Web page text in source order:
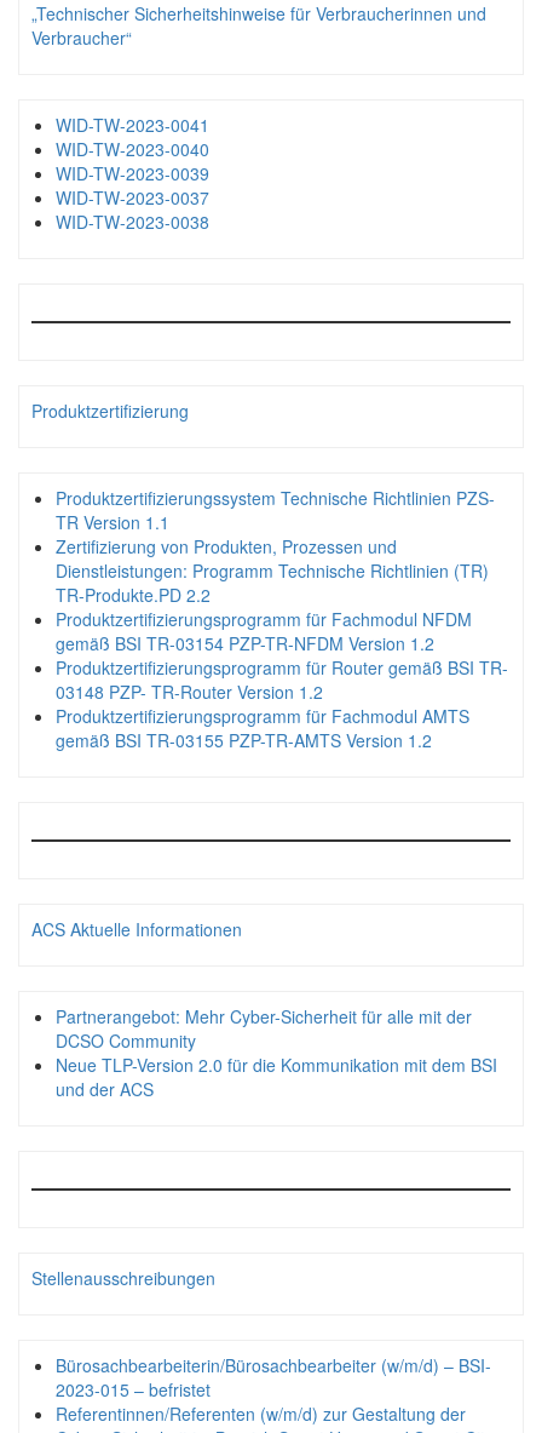
„Technischer Sicherheitshinweise für Verbraucherinnen und
Verbraucher“
WID-TW-2023-0041
WID-TW-2023-0040
WID-TW-2023-0039
WID-TW-2023-0037
WID-TW-2023-0038
Produktzertifizierung
Produktzertifizierungssystem Technische Richtlinien PZS-
TR Version 1.1
Zertifizierung von Produkten, Prozessen und
Dienstleistungen: Programm Technische Richtlinien (TR)
TR-Produkte.PD 2.2
Produktzertifizierungsprogramm für Fachmodul NFDM
gemäß BSI TR-03154 PZP-TR-NFDM Version 1.2
Produktzertifizierungsprogramm für Router gemäß BSI TR-
03148 PZP- TR-Router Version 1.2
Produktzertifizierungsprogramm für Fachmodul AMTS
gemäß BSI TR-03155 PZP-TR-AMTS Version 1.2
ACS Aktuelle Informationen
Partnerangebot: Mehr Cyber-Sicherheit für alle mit der
DCSO Community
Neue TLP-Version 2.0 für die Kommunikation mit dem BSI
und der ACS
Stellenausschreibungen
Bürosachbearbeiterin/Bürosachbearbeiter (w/m/d) – BSI-
2023-015 – befristet
Referentinnen/Referenten (w/m/d) zur Gestaltung der